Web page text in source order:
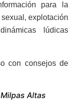
para la
explotación
lúdicas
con consejos de
Altas